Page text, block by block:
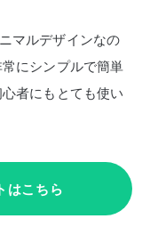
マルデザインなの
にシンプルで簡単
者にもとても使い
はこちら